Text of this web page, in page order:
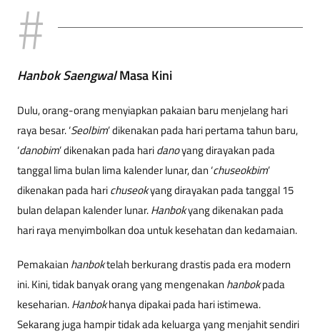
Hanbok SaengwalMasa Kini
Dulu, orang-orang menyiapkan pakaian baru menjelang hari
raya besar. ‘Seolbim’ dikenakan pada hari pertama tahun baru,
‘danobim’ dikenakan pada haridanoyang dirayakan pada
tanggal lima bulan lima kalender lunar, dan ‘chuseokbim’
dikenakan pada harichuseokyang dirayakan pada tanggal 15
bulan delapan kalender lunar.Hanbokyang dikenakan pada
hari raya menyimbolkan doa untuk kesehatan dan kedamaian.
Pemakaian hanboktelah berkurang drastis pada era modern
ini. Kini, tidak banyak orang yang mengenakan hanbokpada
keseharian.Hanbokhanya dipakai pada hari istimewa.
Sekarang juga hampir tidak ada keluarga yang menjahit sendiri